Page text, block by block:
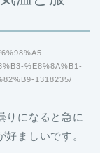
%E8%8A%B1-
1318235/
りになると急に
ましいです。